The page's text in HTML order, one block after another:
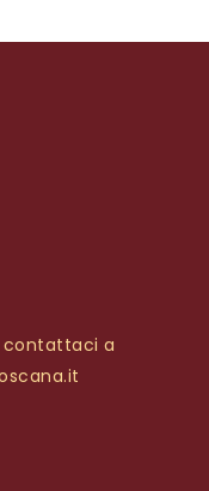
contattaci a